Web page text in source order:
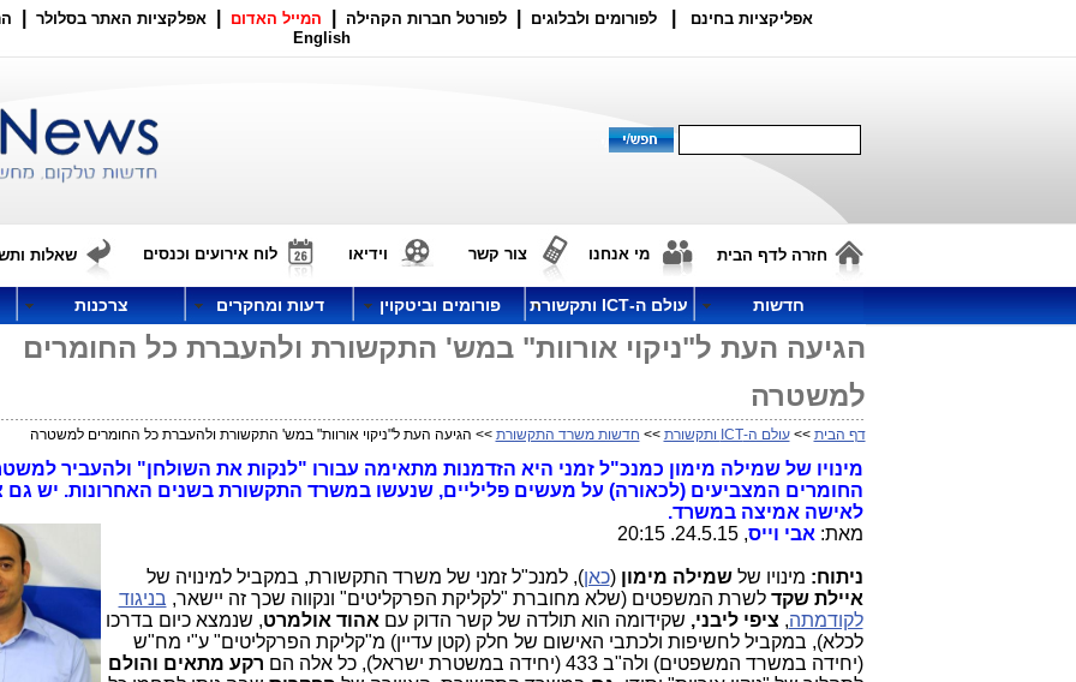
אפליקציות בחינם לפורומים ולבלוגים לפורטל חברות הקהילה המייל האדום אפלקציות האתר בסלולר
English
חזרה לדף הבית מי אנחנו צור קשר וידיאו לוח אירועים וכנסים שאלות
חדשות עולם ה-ICT ותקשורת פורומים וביטקוין דעות ומחקרים צרכנות
הגיעה העת ל"ניקוי אורוות" במש' התקשורת ולהעברת כל החומרים
למשטרה
דף הבית >>עולם ה-ICT ותקשורת >> חדשות משרד התקשורת >> הגיעה העת ל"ניקוי אורוות" במש' התקשורת ולהעברת כל החומרים למשטרה
מינויו של שמילה מימון כמנכ"ל זמני היא הזדמנות מתאימה עבורו "לנקות את השולחן" ולהעביר
החומרים המצביעים (לכאורה) על מעשים פליליים, שנעשו במשרד התקשורת בשנים האחרונות. יש
לאישה אמיצה במשרד.
מאת: אבי וייס, 24.5.15. 20:15
ניתוח: מינויו שלשמילה מימון (כאן), למנכ"ל זמני של משרד התקשורת, במקביל למינויה של
איילת שקד לשרת המשפטים (שלא מחוברת "לקליקת הפרקליטים" ונקווה שכך זה יישאר, בניגוד
לקודמתה, ציפי ליבני, שקידומה הוא תולדה של קשר הדוק עם אהוד אולמרט, שנמצא כיום בדרכו
לכלא), במקביל לחשיפות ולכתבי האישום של חלק (קטן עדיין) מ"קליקת הפרקליטים" ע"י מח"ש
(יחידה במשרד המשפטים) ולה"ב 433 (יחידה במשטרת ישראל), כל אלה הם
רקע מתאים והולם